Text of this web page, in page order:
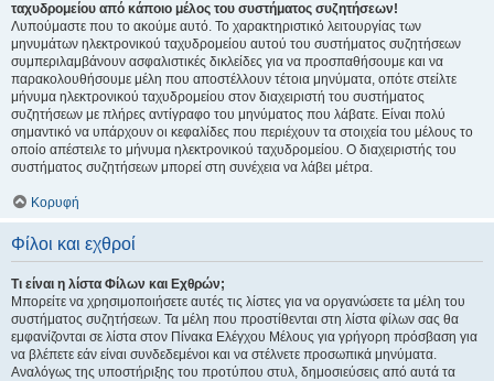
ταχυδρομείου από κάποιο μέλος του συστήματος συζητήσεων!
Λυπούμαστε που το ακούμε αυτό. Το χαρακτηριστικό λειτουργίας των
μηνυμάτων ηλεκτρονικού ταχυδρομείου αυτού του συστήματος συζητήσεων
συμπεριλαμβάνουν ασφαλιστικές δικλείδες για να προσπαθήσουμε και να
παρακολουθήσουμε μέλη που αποστέλλουν τέτοια μηνύματα, οπότε στείλτε
μήνυμα ηλεκτρονικού ταχυδρομείου στον διαχειριστή του συστήματος
συζητήσεων με πλήρες αντίγραφο του μηνύματος που λάβατε. Είναι πολύ
σημαντικό να υπάρχουν οι κεφαλίδες που περιέχουν τα στοιχεία του μέλους το
οποίο απέστειλε το μήνυμα ηλεκτρονικού ταχυδρομείου. Ο διαχειριστής του
συστήματος συζητήσεων μπορεί στη συνέχεια να λάβει μέτρα.
Κορυφή
Φίλοι και εχθροί
Τι είναι η λίστα Φίλων και Εχθρών;
Μπορείτε να χρησιμοποιήσετε αυτές τις λίστες για να οργανώσετε τα μέλη του
συστήματος συζητήσεων. Τα μέλη που προστίθενται στη λίστα φίλων σας θα
εμφανίζονται σε λίστα στον Πίνακα Ελέγχου Μέλους για γρήγορη πρόσβαση για
να βλέπετε εάν είναι συνδεδεμένοι και να στέλνετε προσωπικά μηνύματα.
Αναλόγως της υποστήριξης του προτύπου στυλ, δημοσιεύσεις από αυτά τα